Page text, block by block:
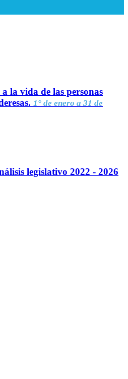
la vida de las personas
1° de enero a 31 de
legislativo 2022 - 2026